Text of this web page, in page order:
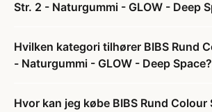
Str. 2 - Naturgummi - GLOW - Deep
Hvilken kategori tilhører BIBS Rund
- Naturgummi - GLOW - Deep Space?
Hvor kan jeg købe BIBS Rund Colour